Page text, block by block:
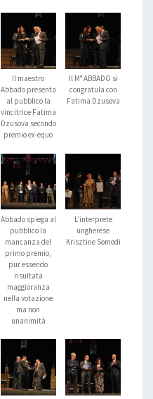
Il maestro
Abbado presenta
al pubblico la
vincitrice Fatima
Dzusova secondo
premio ex-equo
Il M° ABBADO si
congratula con
Fatima Dzusova
Abbado spiega al
pubblico la
mancanza del
primo premio,
pur essendo
risultata
maggioranza
nella votazione
ma non
unanimità
L’interprete
ungherese
Krisztine Somodi